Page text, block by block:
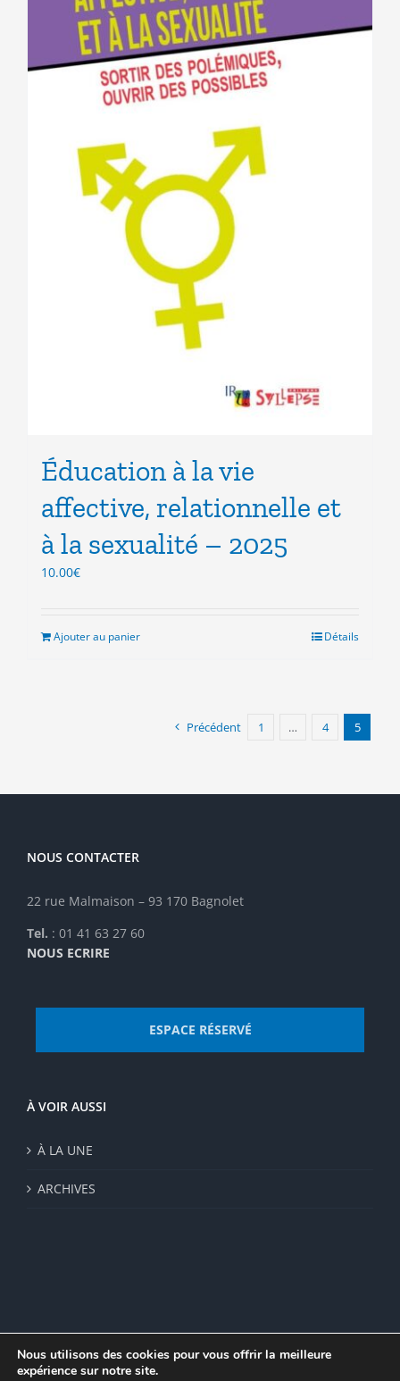
Éducation à la vie
affective, relationnelle et
à la sexualité – 2025
10.00€
Ajouter au panier Détails
Précédent 1 … 4 5
NOUS CONTACTER
22 rue Malmaison – 93 170 Bagnolet
Tel. : 01 41 63 27 60
NOUS ECRIRE
ESPACE RÉSERVÉ
À VOIR AUSSI
À LA UNE
ARCHIVES
Nous utilisons des cookies pour vous offrir la meilleure
expérience sur notre site.